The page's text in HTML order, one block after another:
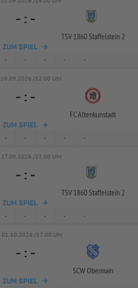
- : -
TSV 1860 Staffelstein 2
ZUM SPIEL
- - - - -
19.09.2026 /12:00 Uhr
- : -
FC Altenkunstadt
ZUM SPIEL
- - - - -
27.09.2026 /13:00 Uhr
- : -
TSV 1860 Staffelstein 2
ZUM SPIEL
- - - - -
01.10.2026 /17:00 Uhr
- : -
SCW Obermain
ZUM SPIEL